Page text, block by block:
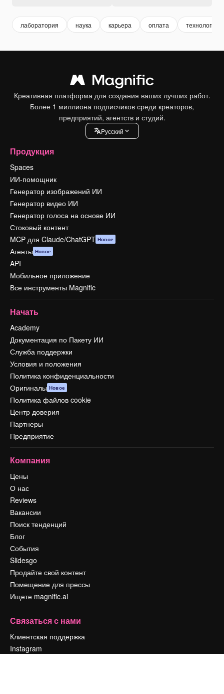
лаборатория наука карьера оплата технологии
Креативная платформа для создания ваших лучших работ.
Более 1 миллиона подписчиков среди креаторов,
предприятий, агентств и студий.
Pусский
Продукция
Spaces
ИИ-помощник
Генератор изображений ИИ
Генератор видео ИИ
Генератор голоса на основе ИИ
Стоковый контент
MCP для Claude/ChatGPT Новое
Агенты Новое
API
Мобильное приложение
Все инструменты Magnific
Начать
Academy
Документация по Пакету ИИ
Служба поддержки
Условия и положения
Политика конфиденциальности
Оригиналы Новое
Политика файлов cookie
Центр доверия
Партнеры
Предприятие
Компания
Цены
О нас
Reviews
Вакансии
Поиск тенденций
Блог
События
Slidesgo
Продайте свой контент
Помещение для прессы
Ищете magnific.ai
Связаться с нами
Клиентская поддержка
Instagram